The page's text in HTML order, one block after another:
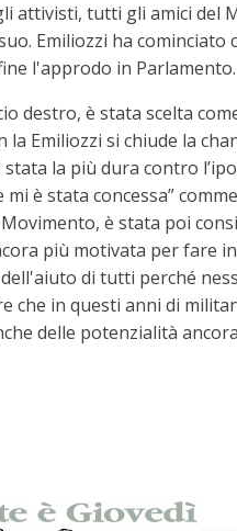
attivisti, tutti gli amici del
Emiliozzi ha cominciato
l'approdo in Parlamento.
destro, è stata scelta
Emiliozzi si chiude la
la più dura contro
è stata concessa”
è stata poi
più motivata per fare
di tutti perché
che in questi anni di
delle potenzialità